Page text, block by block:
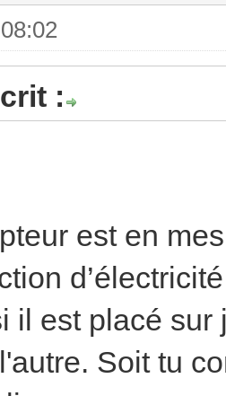
:
est en
il est placé
Soit tu